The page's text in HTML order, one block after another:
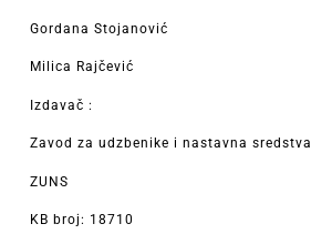
Gordana Stojanović
Milica Rajčević
Izdavač :
Zavod za udzbenike i nastavna sredstva
ZUNS
KB broj: 18710